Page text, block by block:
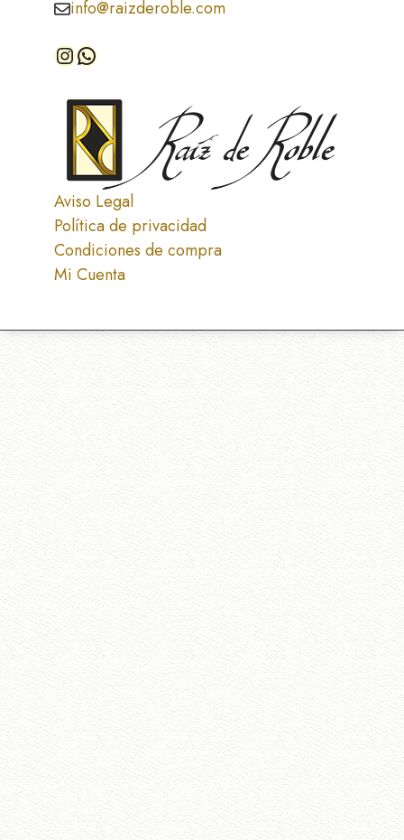
info@raizderoble.com
InstagramWhatsApp
Aviso Legal
Política de privacidad
Condiciones de compra
Mi Cuenta